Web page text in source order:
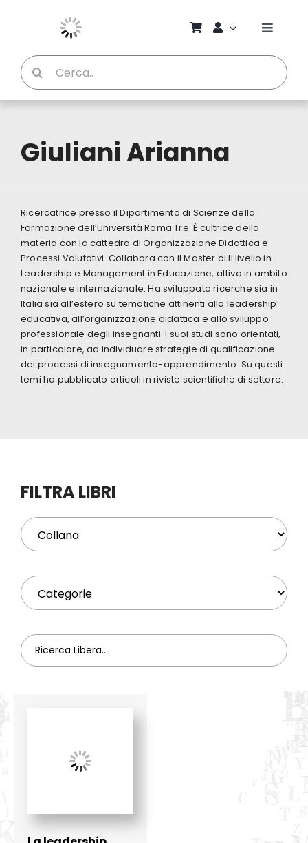
Toggle
Chi
Riviste
Eventi
Cerca
per:
Giuliani Arianna
Ricercatrice presso il Dipartimento di Scienze della
Formazione dell’Università Roma Tre. È cultrice della
materia con la cattedra di Organizzazione Didattica e
Processi Valutativi. Collabora con il Master di II livello in
Leadership e Management in Educazione, attivo in ambito
nazionale e internazionale. Ha sviluppato ricerche sia in
Italia sia all’estero su tematiche attinenti alla leadership
educativa, all’organizzazione didattica e allo sviluppo
professionale degli insegnanti. I suoi studi sono orientati,
in particolare, ad individuare strategie di qualificazione
dei processi di insegnamento-apprendimento. Su questi
temi ha pubblicato articoli in riviste scientifiche di settore.
FILTRA LIBRI